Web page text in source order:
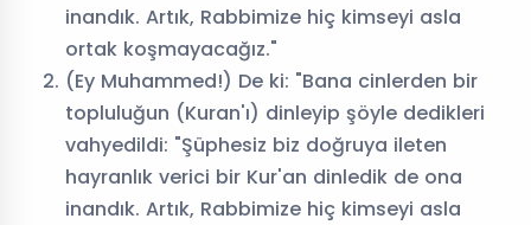
inandık. Artık, Rabbimize hiç kimseyi asla
ortak koşmayacağız."
(Ey Muhammed!) De ki: "Bana cinlerden bir
topluluğun (Kuran'ı) dinleyip şöyle dedikleri
vahyedildi: "Şüphesiz biz doğruya ileten
hayranlık verici bir Kur'an dinledik de ona
inandık. Artık, Rabbimize hiç kimseyi asla